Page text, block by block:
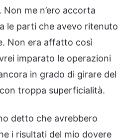
me n’ero accorta
le parti che avevo ritenuto
Non era affatto così
imparato le operazioni
in grado di girare del
troppa superficialità.
detto che avrebbero
i risultati del mio dovere